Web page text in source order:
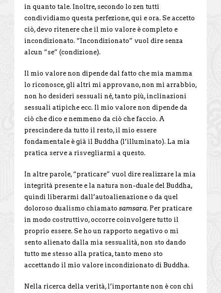
in quanto tale. Inoltre, secondo lo zen tutti
condividiamo questa perfezione, qui e ora. Se accetto
ciò, devo ritenere che il mio valore è completo e
incondizionato. “Incondizionato” vuol dire senza
alcun “se” (condizione).
Il mio valore non dipende dal fatto che mia mamma
lo riconosce, gli altri mi approvano, non mi arrabbio,
non ho desideri sessuali né, tanto più, inclinazioni
sessuali atipiche ecc. Il mio valore non dipende da
ciò che dico e nemmeno da ciò che faccio. A
prescindere da tutto il resto, il mio essere
fondamentale è già il Buddha (l’illuminato). La mia
pratica serve a risvegliarmi a questo.
In altre parole, “praticare” vuol dire realizzare la mia
integrità presente e la natura non-duale del Buddha,
quindi liberarmi dall’autoalienazione o da quel
doloroso dualismo chiamato samsara. Per praticare
in modo costruttivo, occorre coinvolgere tutto il
proprio essere. Se ho un rapporto negativo o mi
sento alienato dalla mia sessualità, non sto dando
tutto me stesso alla pratica, tanto meno sto
accettando il mio valore incondizionato di Buddha.
Nella ricerca della verità, l’importante non è con chi